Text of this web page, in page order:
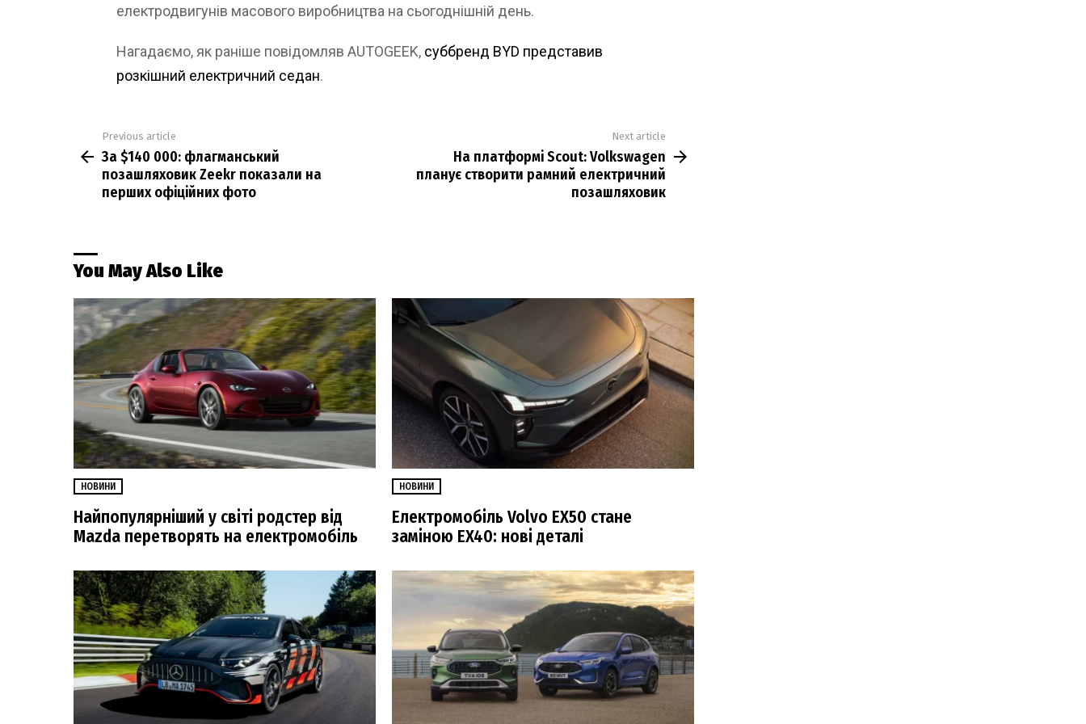
електродвигунів масового виробництва на сьогоднішній день.
Нагадаємо, як раніше повідомляв AUTOGEEK, суббренд BYD представив
розкішний електричний седан.
more
Previous article
За $140 000: флагманський
позашляховик Zeekr показали на
перших офіційних фото
Next article
На платформі Scout: Volkswagen
планує створити рамний електричний
позашляховик
You May Also Like
НОВИНИ
Найпопулярніший у світі родстер від
Mazda перетворять на електромобіль
НОВИНИ
Електромобіль Volvo EX50 стане
заміною EX40: нові деталі